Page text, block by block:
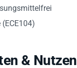
(ECE104)
& Nutzen